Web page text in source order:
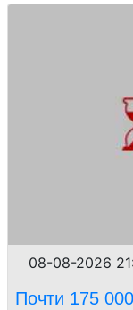
08-08-2026
Почти 175